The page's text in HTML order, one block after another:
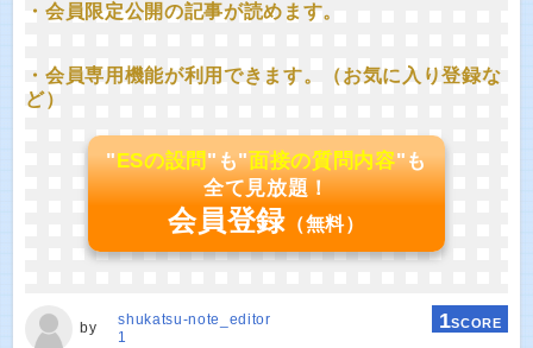
・会員限定公開の記事が読めます。
・会員専用機能が利用できます。（お気に入り登録な
ど）
"ESの設問"も"面接の質問内容"も
全て見放題！
会員登録 （無料）
by
shukatsu-note_editor
1
1SCORE